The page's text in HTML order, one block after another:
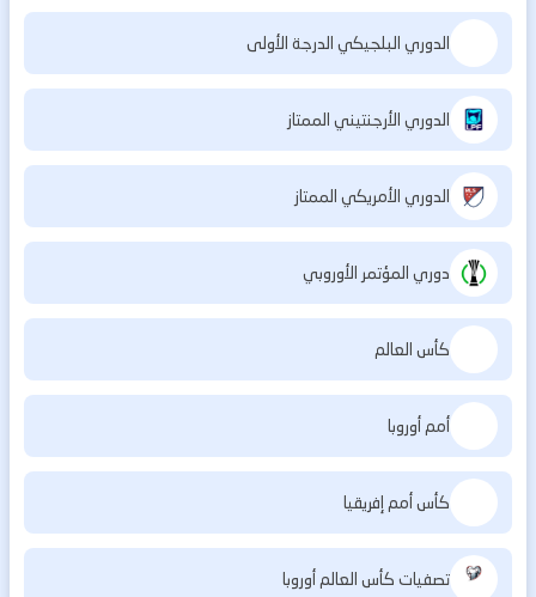
الدوري البلجيكي الدرجة الأولى
الدوري الأرجنتيني الممتاز
الدوري الأمريكي الممتاز
دوري المؤتمر الأوروبي
كأس العالم
أمم أوروبا
كأس أمم إفريقيا
تصفيات كأس العالم أوروبا